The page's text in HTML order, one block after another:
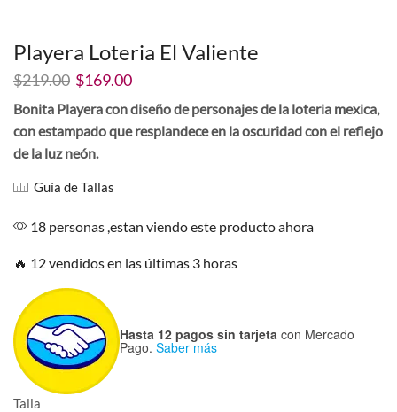
Playera Loteria El Valiente
$219.00 El
original
era:
$219.00.
$169.00El
actual
es:
Bonita Playera con diseño de personajes de la loteria mexica,
con estampado que resplandece en la oscuridad con el reflejo
de la luz neón.
Guía de Tallas
18 personas ,estan viendo este producto ahora
🔥 12 vendidos en las últimas 3 horas
Hasta 12 pagos sin tarjeta con Mercado
Pago. Saber más
Talla